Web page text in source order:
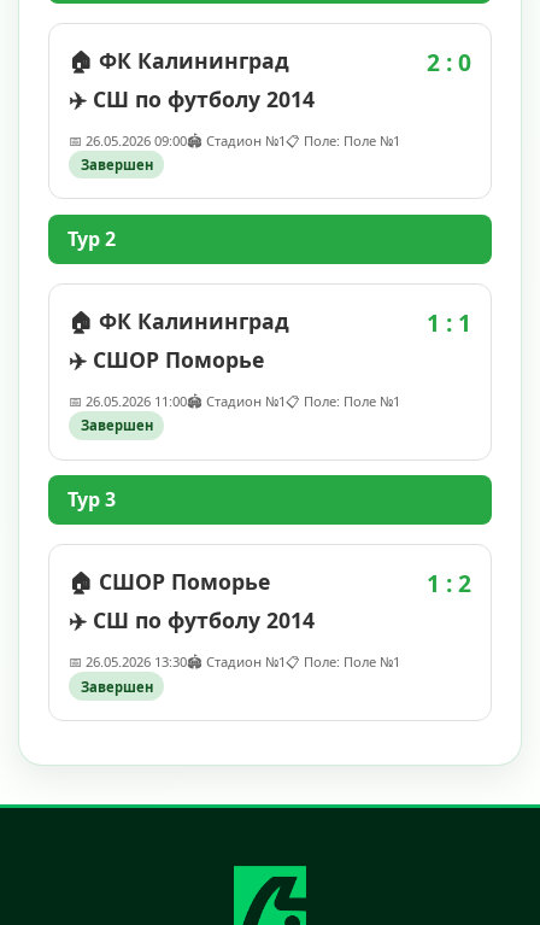
🏠 ФК Калининград 2 : 0
✈️ СШ по футболу 2014
📅 26.05.2026 09:00🏟️ Стадион №1📋 Поле: Поле №1
Завершен
Тур 2
🏠 ФК Калининград 1 : 1
✈️ СШОР Поморье
📅 26.05.2026 11:00🏟️ Стадион №1📋 Поле: Поле №1
Завершен
Тур 3
🏠 СШОР Поморье 1 : 2
✈️ СШ по футболу 2014
📅 26.05.2026 13:30🏟️ Стадион №1📋 Поле: Поле №1
Завершен